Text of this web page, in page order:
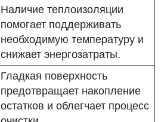
Наличие теплоизоляции
помогает поддерживать
необходимую температуру и
снижает энергозатраты.
Гладкая поверхность
предотвращает накопление
остатков и облегчает процесс